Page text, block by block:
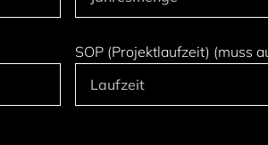
SOP (Projektlaufzeit) (muss